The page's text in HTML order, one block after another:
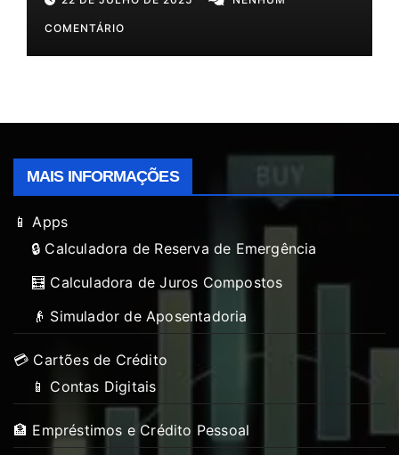
clientes!”
COMENTÁRIO
MAIS INFORMAÇÕES
📱 Apps
🔒 Calculadora de Reserva de Emergência
🧮 Calculadora de Juros Compostos
👴 Simulador de Aposentadoria
💳 Cartões de Crédito
📱 Contas Digitais
🏦 Empréstimos e Crédito Pessoal